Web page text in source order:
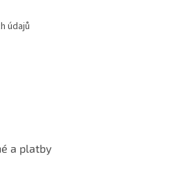
údajů
a platby